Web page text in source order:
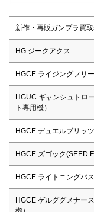
新作・再販ガンプラ買
HG ジークアクス
HGCE ライジングフリ
HGUC ギャンシュトロ
ト専用機）
HGCE デュエルブリッ
HGCE ズゴック(SEED
HGCE ライトニングバ
HGCE ゲルググメナー